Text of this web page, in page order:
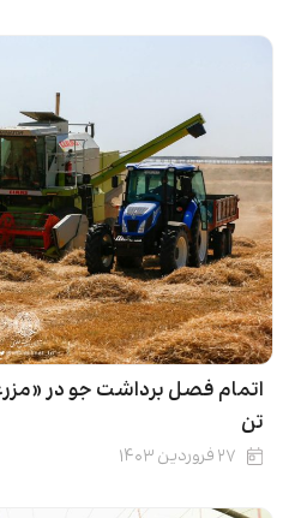
اتمام فصل برداشت جو در
تن
۲۷ فروردین ۱۴۰۳